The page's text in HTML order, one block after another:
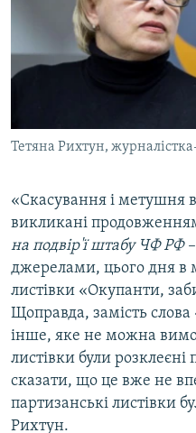
Тетяна Рихтун,
«Скасування і метушня
викликані
на подвір'ї штабу ЧФ РФ
джерелами, цього дня в
листівки «Окупанти,
Щоправда, замість
інше, яке не можна
листівки були розклеєні
сказати, що це вже не
партизанські листівки
Рихтун.